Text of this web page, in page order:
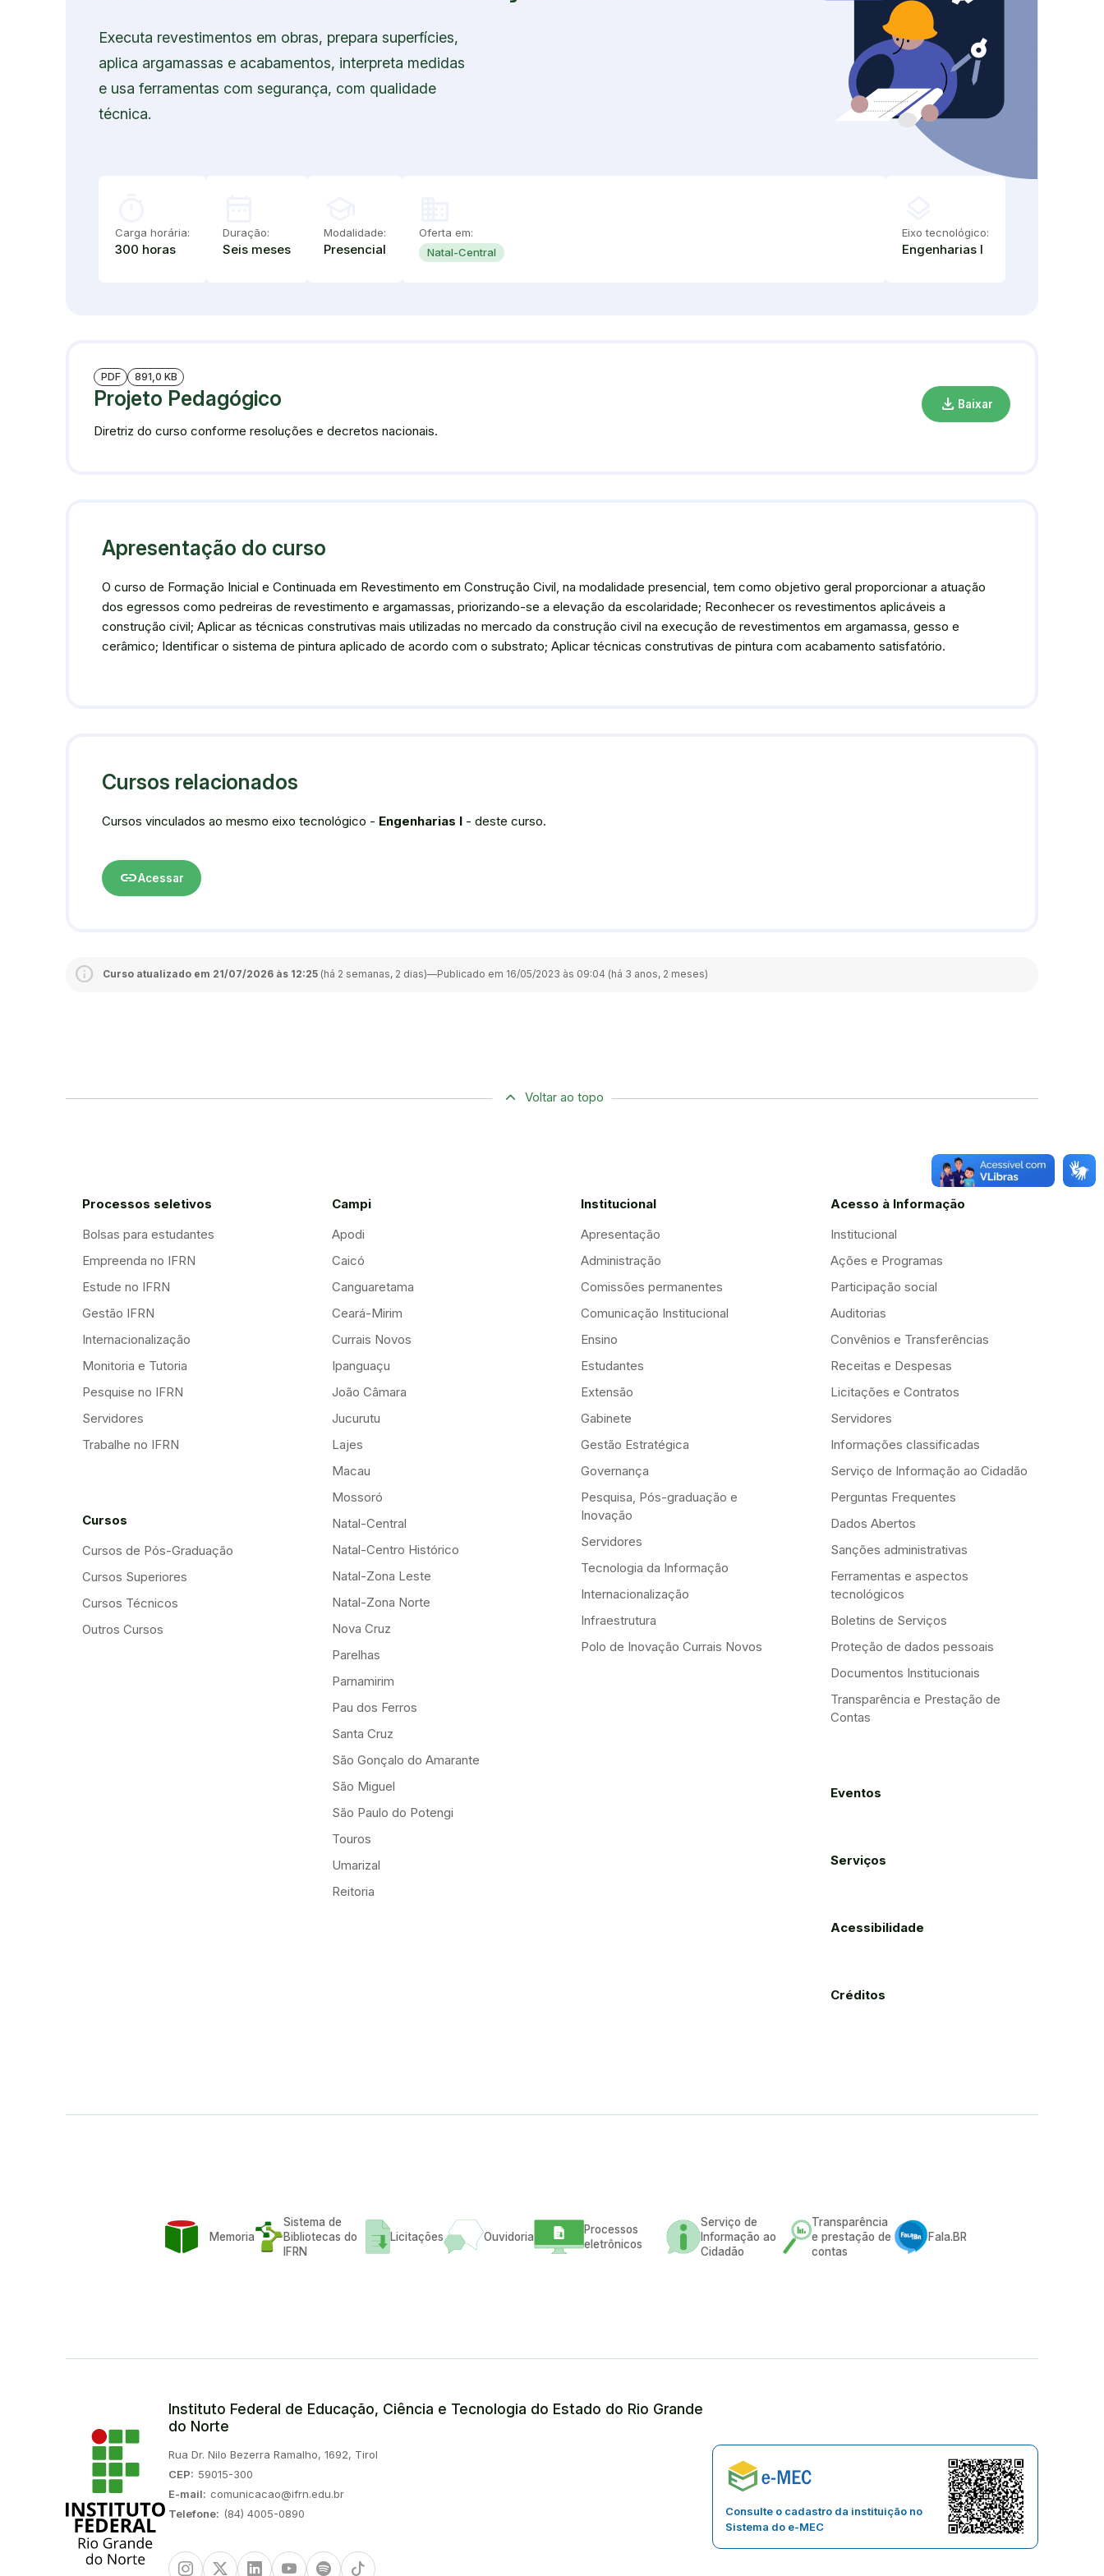
Executa revestimentos em obras, prepara superfícies,
aplica argamassas e acabamentos, interpreta medidas
e usa ferramentas com segurança, com qualidade
técnica.
Carga horária:
300 horas
Duração:
Seis meses
Modalidade:
Presencial
Oferta em:
Natal-Central
Eixo tecnológico:
Engenharias I
PDF 891,0 KB
Projeto Pedagógico
Diretriz do curso conforme resoluções e decretos nacionais.
download Baixar
Apresentação do curso
O curso de Formação Inicial e Continuada em Revestimento em Construção Civil, na modalidade presencial, tem como objetivo geral proporcionar a atuação
dos egressos como pedreiras de revestimento e argamassas, priorizando-se a elevação da escolaridade; Reconhecer os revestimentos aplicáveis a
construção civil; Aplicar as técnicas construtivas mais utilizadas no mercado da construção civil na execução de revestimentos em argamassa, gesso e
cerâmico; Identificar o sistema de pintura aplicado de acordo com o substrato; Aplicar técnicas construtivas de pintura com acabamento satisfatório.
Cursos relacionados
Cursos vinculados ao mesmo eixo tecnológico - Engenharias I - deste curso.
linkAcessar
Curso atualizado em 21/07/2026 às 12:25 (há 2 semanas, 2 dias)—Publicado em 16/05/2023 às 09:04 (há 3 anos, 2 meses)
Voltar ao topo
Processos seletivos
Bolsas para estudantes
Empreenda no IFRN
Estude no IFRN
Gestão IFRN
Internacionalização
Monitoria e Tutoria
Pesquise no IFRN
Servidores
Trabalhe no IFRN
Cursos
Cursos de Pós-Graduação
Cursos Superiores
Cursos Técnicos
Outros Cursos
Campi
Apodi
Caicó
Canguaretama
Ceará-Mirim
Currais Novos
Ipanguaçu
João Câmara
Jucurutu
Lajes
Macau
Mossoró
Natal-Central
Natal-Centro Histórico
Natal-Zona Leste
Natal-Zona Norte
Nova Cruz
Parelhas
Parnamirim
Pau dos Ferros
Santa Cruz
São Gonçalo do Amarante
São Miguel
São Paulo do Potengi
Touros
Umarizal
Reitoria
Institucional
Apresentação
Administração
Comissões permanentes
Comunicação Institucional
Ensino
Estudantes
Extensão
Gabinete
Gestão Estratégica
Governança
Pesquisa, Pós-graduação e
Inovação
Servidores
Tecnologia da Informação
Internacionalização
Infraestrutura
Polo de Inovação Currais Novos
Acesso à Informação
Institucional
Ações e Programas
Participação social
Auditorias
Convênios e Transferências
Receitas e Despesas
Licitações e Contratos
Servidores
Informações classificadas
Serviço de Informação ao Cidadão
Perguntas Frequentes
Dados Abertos
Sanções administrativas
Ferramentas e aspectos
tecnológicos
Boletins de Serviços
Proteção de dados pessoais
Documentos Institucionais
Transparência e Prestação de
Contas
Eventos
Serviços
Acessibilidade
Créditos
Memoria
Sistema de
Bibliotecas do
IFRN
Licitações Ouvidoria
Processos
eletrônicos
Serviço de
Informação ao
Cidadão
Transparência
e prestação de
contas
Fala.BR
Instituto Federal de Educação, Ciência e Tecnologia do Estado do Rio Grande
do Norte
Endereço:
Rua Dr. Nilo Bezerra Ramalho, 1692, Tirol
CEP: 59015-300
E-mail: comunicacao@ifrn.edu.br
Telefone: (84) 4005-0890
InstagramTwitter/XLinkedinYoutubeSpotify TikTok
Consulte o cadastro da instituição no
Sistema do e-MEC